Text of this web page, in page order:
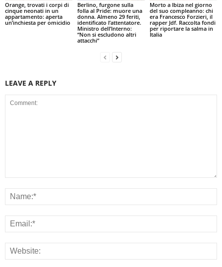
Orange, trovati i corpi di
cinque neonati in un
appartamento: aperta
un’inchiesta per omicidio
Berlino, furgone sulla
folla al Pride: muore una
donna. Almeno 29 feriti,
identificato l’attentatore.
Ministro dell’Interno:
“Non si escludono altri
attacchi”
Morto a Ibiza nel giorno
del suo compleanno: chi
era Francesco Forzieri, il
rapper Jdf. Raccolta fondi
per riportare la salma in
Italia
LEAVE A REPLY